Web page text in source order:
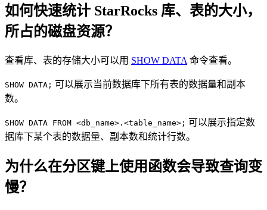
如何快速统计 StarRocks 库、表的大小，
所占的磁盘资源？
查看库、表的存储大小可以用 SHOW DATA 命令查看。
SHOW DATA; 可以展示当前数据库下所有表的数据量和副本
数。
SHOW DATA FROM <db_name>.<table_name>; 可以展示指定数
据库下某个表的数据量、副本数和统计行数。
为什么在分区键上使用函数会导致查询变
慢？